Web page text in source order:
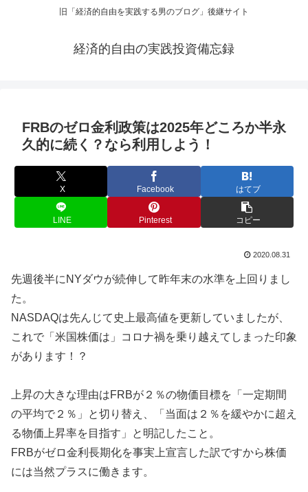
旧「経済的自由を実践する男のブログ」後継サイト
経済的自由の実践投資備忘録
FRBのゼロ金利政策は2025年どころか半永
久的に続く？なら利用しよう！
X Facebook はてブ
LINE Pinterest コピー
2020.08.31
先週後半にNYダウが続伸して昨年末の水準を上回りまし
た。
NASDAQは先んじて史上最高値を更新していましたが、
これで「米国株価は」コロナ禍を乗り越えてしまった印象
があります！？
上昇の大きな理由はFRBが２％の物価目標を「一定期間
の平均で２％」と切り替え、「当面は２％を緩やかに超え
る物価上昇率を目指す」と明記したこと。
FRBがゼロ金利長期化を事実上宣言した訳ですから株価
には当然プラスに働きます。